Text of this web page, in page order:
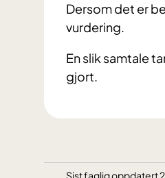
Dersom det er
vurdering.
En slik samtale
gjort.
Sist faglig oppdatert